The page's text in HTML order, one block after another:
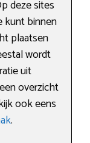
deze sites
kunt binnen
plaatsen
wordt
uit
overzicht
ook eens
.